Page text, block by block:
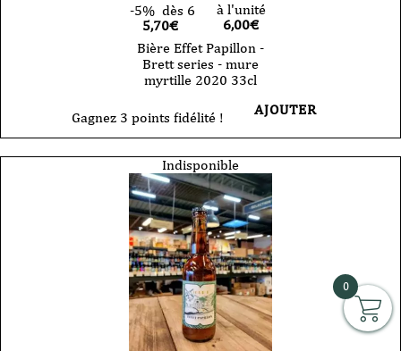
-5% dès 6
5,70€
à l'unité
6,00€
Bière Effet Papillon -
Brett series - mure
myrtille 2020 33cl
Gagnez 3 points fidélité ! AJOUTER
Indisponible
0